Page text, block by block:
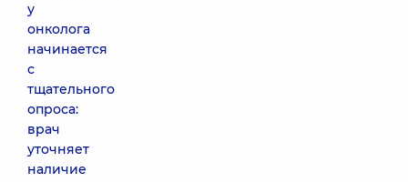
у
онколога
начинается
с
тщательного
опроса:
врач
уточняет
наличие